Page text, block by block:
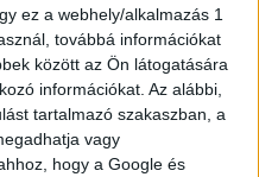
ez a webhely/alkalmazás 1
továbbá információkat
között az Ön látogatására
információkat. Az alábbi,
tartalmazó szakaszban, a
vagy
hogy a Google és
(informative)